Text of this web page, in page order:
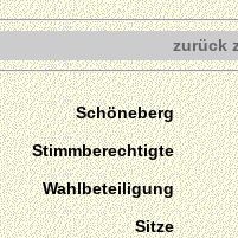
zurück
Schöneberg
Stimmberechtigte
Wahlbeteiligung
Sitze